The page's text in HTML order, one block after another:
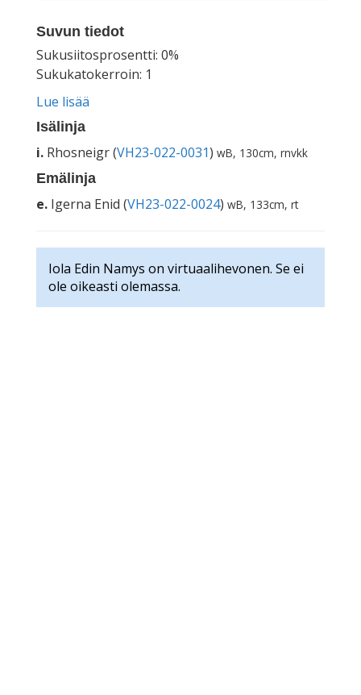
Suvun tiedot
Sukusiitosprosentti: 0%
Sukukatokerroin: 1
Lue lisää
Isälinja
i. Rhosneigr (VH23-022-0031) wB, 130cm, rnvkk
Emälinja
e. Igerna Enid (VH23-022-0024) wB, 133cm, rt
Iola Edin Namys on virtuaalihevonen. Se ei
ole oikeasti olemassa.